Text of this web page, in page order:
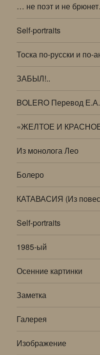
… не поэт и не
Self-portraits
Тоска по-русски и по-
ЗАБЫЛ!..
BOLERO Перевод
«ЖЕЛТОЕ И
Из монолога Лео
Болеро
КАТАВАСИЯ (Из
Self-portraits
1985-ый
Осенние картинки
Заметка
Галерея
Изображение